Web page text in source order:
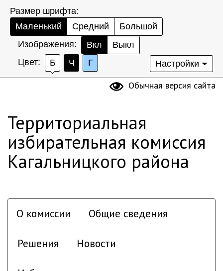
Размер шрифта:
Маленький
Средний
Большой
Изображения:
Вкл
Выкл
Цвет:
Б Ч Г Настройки
Обычная версия сайта
Территориальная
избирательная комиссия
Кагальницкого района
О комиссии Общие сведения
Решения Новости